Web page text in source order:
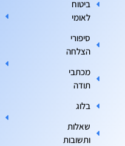
ביטוח
לאומי
סיפורי
הצלחה
מכתבי
תודה
בלוג
שאלות
ותשובות